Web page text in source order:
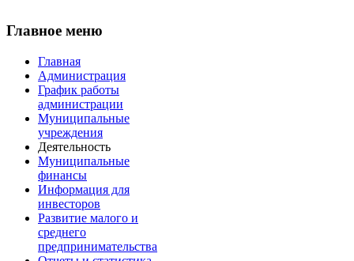
Главное меню
Главная
Администрация
График работы
администрации
Муниципальные
учреждения
Деятельность
Муниципальные
финансы
Информация для
инвесторов
Развитие малого и
среднего
предпринимательства